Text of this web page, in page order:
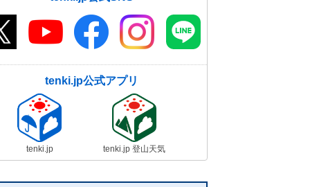
tenki.jp公式アプリ
tenki.jp tenki.jp 登山天気